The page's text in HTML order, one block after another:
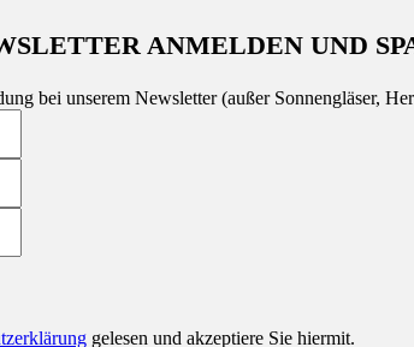
ANMELDEN UND
bei unserem Newsletter (außer Sonnengläser,
gelesen und akzeptiere Sie hiermit.